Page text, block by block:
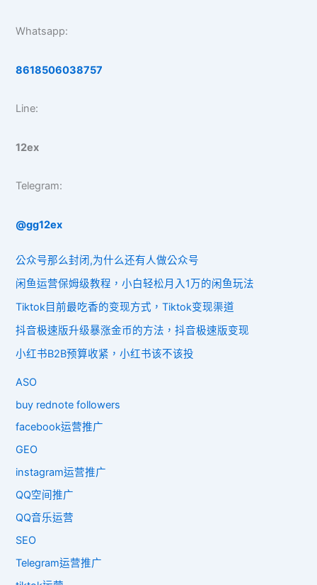
Whatsapp:
8618506038757
Line:
12ex
Telegram:
@gg12ex
公众号那么封闭,为什么还有人做公众号
闲鱼运营保姆级教程，小白轻松月入1万的闲鱼玩法
Tiktok目前最吃香的变现方式，Tiktok变现渠道
抖音极速版升级暴涨金币的方法，抖音极速版变现
小红书B2B预算收紧，小红书该不该投
ASO
buy rednote followers
facebook运营推广
GEO
instagram运营推广
QQ空间推广
QQ音乐运营
SEO
Telegram运营推广